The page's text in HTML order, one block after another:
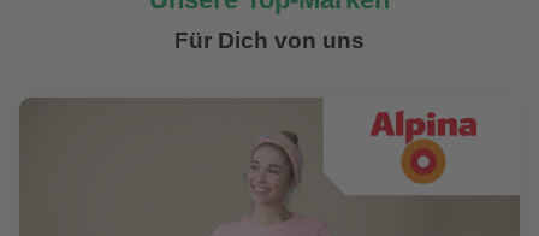
Für Dich von uns